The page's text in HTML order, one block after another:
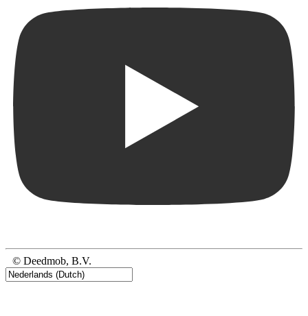
© Deedmob, B.V.